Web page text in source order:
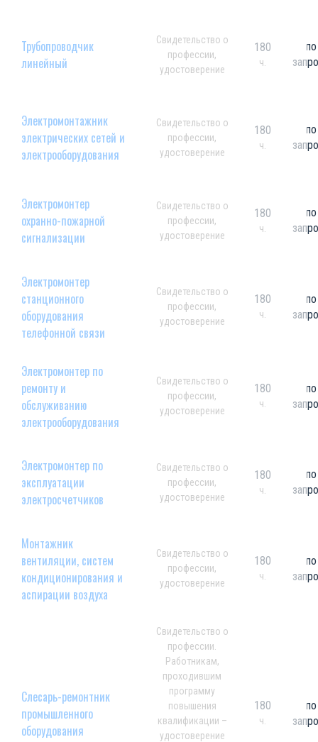
Трубопроводчик
линейный
Свидетельство о
профессии,
удостоверение
180
ч.
по
Электромонтажник
электрических сетей и
электрооборудования
Свидетельство о
профессии,
удостоверение
180
ч.
по
Электромонтер
охранно-пожарной
сигнализации
Свидетельство о
профессии,
удостоверение
180
ч.
по
Электромонтер
станционного
оборудования
телефонной связи
Свидетельство о
профессии,
удостоверение
180
ч.
по
Электромонтер по
ремонту и
обслуживанию
электрооборудования
Свидетельство о
профессии,
удостоверение
180
ч.
по
Электромонтер по
эксплуатации
электросчетчиков
Свидетельство о
профессии,
удостоверение
180
ч.
по
Монтажник
вентиляции, систем
кондиционирования и
аспирации воздуха
Свидетельство о
профессии,
удостоверение
180
ч.
по
Слесарь-ремонтник
промышленного
оборудования
Свидетельство о
профессии.
Работникам,
проходившим
программу
повышения
квалификации –
удостоверение
180
ч.
по